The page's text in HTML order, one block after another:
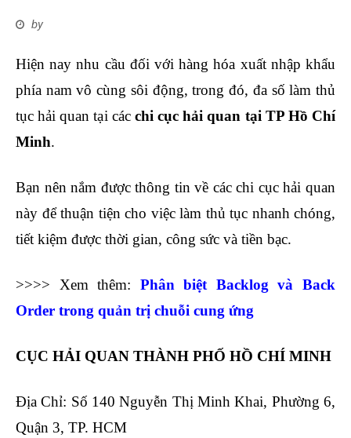
by
Hiện nay nhu cầu đối với hàng hóa xuất nhập khẩu
phía nam vô cùng sôi động, trong đó, đa số làm thủ
tục hải quan tại các chi cục hải quan tại TP Hồ Chí
Minh.
Bạn nên nắm được thông tin về các chi cục hải quan
này để thuận tiện cho việc làm thủ tục nhanh chóng,
tiết kiệm được thời gian, công sức và tiền bạc.
>>>> Xem thêm: Phân biệt Backlog và Back
Order trong quản trị chuỗi cung ứng
CỤC HẢI QUAN THÀNH PHỐ HỒ CHÍ MINH
Địa Chỉ: Số 140 Nguyễn Thị Minh Khai, Phường 6,
Quận 3, TP. HCM